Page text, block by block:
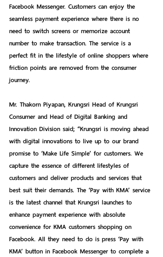
Facebook Messenger. Customers can enjoy the
seamless payment experience where there is no
need to switch screens or memorize account
number to make transaction. The service is a
perfect fit in the lifestyle of online shoppers where
friction points are removed from the consumer
journey.
Mr. Thakorn Piyapan, Krungsri Head of Krungsri
Consumer and Head of Digital Banking and
Innovation Division said; “Krungsri is moving ahead
with digital innovations to live up to our brand
promise to ‘Make Life Simple’ for customers. We
capture the essence of different lifestyles of
customers and deliver products and services that
best suit their demands. The ‘Pay with KMA’ service
is the latest channel that Krungsri launches to
enhance payment experience with absolute
convenience for KMA customers shopping on
Facebook. All they need to do is press ‘Pay with
KMA’ button in Facebook Messenger to complete a